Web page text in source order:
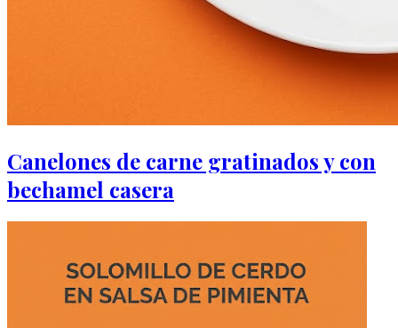
Canelones de carne gratinados y con
bechamel casera